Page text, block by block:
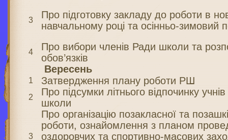
3
Про підготовку закладу до роботи в
навчальному році та осінньо-зимовий
4
Про вибори членів Ради школи та
обов’язків
Вересень
1 Затвердження плану роботи РШ
2
Про підсумки літнього відпочинку учнів
школи
3
Про організацію позакласної та
роботи, ознайомлення з планом
оздоровчих та спортивно-масових